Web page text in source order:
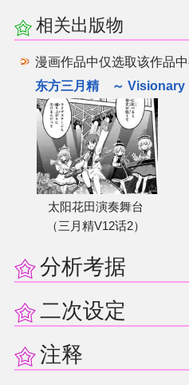
相关出版物
漫画作品中仅选取该作品
东方三月精 ～ Visionary
太阳花田演奏舞台
（三月精V12话2）
分析考据
二次设定
注释